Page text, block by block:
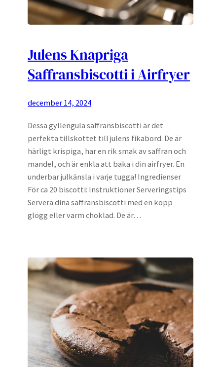
Julens Knapriga
Saffransbiscotti i Airfryer
december 14, 2024
Dessa gyllengula saffransbiscotti är det
perfekta tillskottet till julens fikabord. De är
härligt krispiga, har en rik smak av saffran och
mandel, och är enkla att baka i din airfryer. En
underbar julkänsla i varje tugga! Ingredienser
För ca 20 biscotti: Instruktioner Serveringstips
Servera dina saffransbiscotti med en kopp
glögg eller varm choklad. De är…